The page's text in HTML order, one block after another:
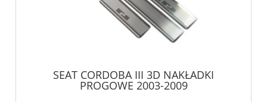
SEAT CORDOBA III 3D NAKŁADKI
PROGOWE 2003-2009